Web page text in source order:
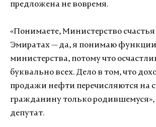
предложена не вовремя.
«Понимаете, Министерство
Эмиратах — да, я понимаю функции
министерства, потому что
буквально всех. Дело в том, что
продажи нефти перечисляются на
гражданину только родившемуся»,
депутат.